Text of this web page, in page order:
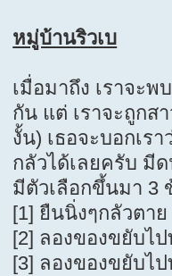
หมู่บ้านริวเบ
เมื่อมาถึง เราจะ
กัน แต่ เราจะถูกส
งั้น) เธอจะบอกเร
กลัวได้เลยครับ มี
มีตัวเลือกขึ้นมา 3
[1] ยืนนิ่งๆกลัวตาย
[2] ลองของขยับไ
[3] ลองของขยับไ